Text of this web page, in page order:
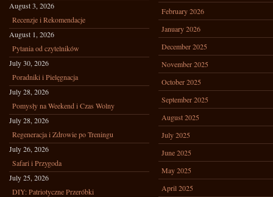
August 3, 2026
Recenzje i Rekomendacje
August 1, 2026
Pytania od czytelników
July 30, 2026
Poradniki i Pielęgnacja
July 28, 2026
Pomysły na Weekend i Czas Wolny
July 28, 2026
Regeneracja i Zdrowie po Treningu
July 26, 2026
Safari i Przygoda
July 25, 2026
DIY: Patriotyczne Przeróbki
February 2026
January 2026
December 2025
November 2025
October 2025
September 2025
August 2025
July 2025
June 2025
May 2025
April 2025